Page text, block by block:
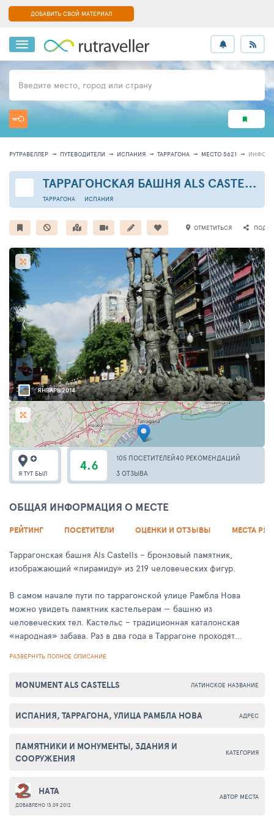
ДОБАВИТЬ СВОЙ МАТЕРИАЛ
Введите место, город или страну
РУТРАВЕЛЛЕР ПУТЕВОДИТЕЛИ ИСПАНИЯ ТАРРАГОНА МЕСТО 5621
ТАРРАГОНСКАЯ БАШНЯ ALS CASTELLS
ИСПАНИЯ
ТАРРАГОНА
ОТМЕТИТЬСЯ
ЯНВАРЬ 2014
4.6 105 ПОСЕТИТЕЛЕЙ40 РЕКОМЕНДАЦИЙ
3 ОТЗЫВА
Я ТУТ БЫЛ
ОБЩАЯ ИНФОРМАЦИЯ О МЕСТЕ
РЕЙТИНГ ПОСЕТИТЕЛИ ОЦЕНКИ И ОТЗЫВЫ МЕСТА
Таррагонская башня Als Castells – бронзовый памятник,
изображающий «пирамиду» из 219 человеческих фигур.
В самом начале пути по таррагонской улице Рамбла Нова
можно увидеть памятник кастельерам — башню из
человеческих тел. Кастельс – традиционная каталонская
«народная» забава. Раз в два года в Таррагоне проходят
– выстроить как можно более высокую и устойчивую башню из
количество участников первого уровня доходит до нескольких
скульптор Франсеск Англес, для творчества которого
свойственно изображение человеческих групп в различных
главных достопримечательностей Таррагоны. Высота
композиции равна 11 метрам, а ее вес составляет 12 тонн.
РАЗВЕРНУТЬ ПОЛНОЕ ОПИСАНИЕ
ЛАТИНСКОЕ НАЗВАНИЕ
MONUMENT ALS CASTELLS
АДРЕС
ИСПАНИЯ, ТАРРАГОНА, УЛИЦА РАМБЛА НОВА
КАТЕГОРИЯ
ПАМЯТНИКИ И МОНУМЕНТЫ, ЗДАНИЯ И
СООРУЖЕНИЯ
АВТОР МЕСТА
НАТА
ДОБАВЛЕНО 13.09.2012